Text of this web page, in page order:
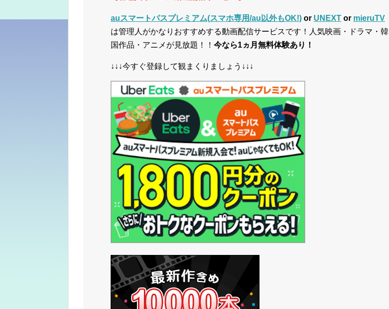
auスマートパスプレミアム(スマホ専用/au以外もOK!) or UNEXT or mieruTV
は管理人がかなりおすすめする動画配信サービスです！人気映画・ドラマ・韓
国作品・アニメが見放題！！ 今なら1ヵ月無料体験あり！
↓↓↓今すぐ登録して観まくりましょう↓↓↓